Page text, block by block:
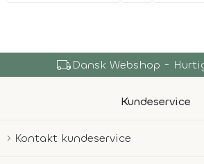
local_shippingDansk Webshop -
Kundeservice
Kontakt kundeservice